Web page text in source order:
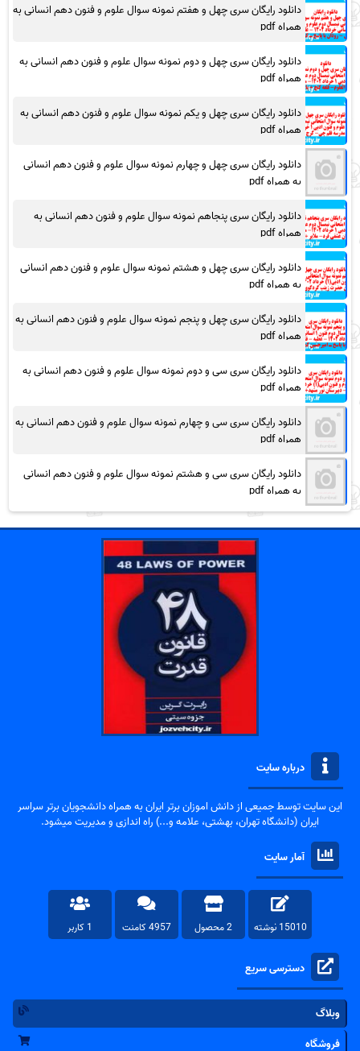
دانلود رایگان سری چهل و هفتم نمونه سوال علوم و فنون دهم انسانی به
همراه pdf
دانلود رایگان سری چهل و دوم نمونه سوال علوم و فنون دهم انسانی به
همراه pdf
دانلود رایگان سری چهل و یکم نمونه سوال علوم و فنون دهم انسانی به
همراه pdf
دانلود رایگان سری چهل و چهارم نمونه سوال علوم و فنون دهم انسانی
به همراه pdf
دانلود رایگان سری پنجاهم نمونه سوال علوم و فنون دهم انسانی به
همراه pdf
دانلود رایگان سری چهل و هشتم نمونه سوال علوم و فنون دهم انسانی
به همراه pdf
دانلود رایگان سری چهل و پنجم نمونه سوال علوم و فنون دهم انسانی به
همراه pdf
دانلود رایگان سری سی و دوم نمونه سوال علوم و فنون دهم انسانی به
همراه pdf
دانلود رایگان سری سی و چهارم نمونه سوال علوم و فنون دهم انسانی به
همراه pdf
دانلود رایگان سری سی و هشتم نمونه سوال علوم و فنون دهم انسانی
به همراه pdf
درباره سایت
این سایت توسط جمیعی از دانش اموزان برتر ایران به همراه دانشجویان برتر سراسر
ایران (دانشگاه تهران، بهشتی، علامه و...) راه اندازی و مدیریت میشود.
آمار سایت
15010 نوشته 2 محصول 4957 کامنت 1 کاربر
دسترسی سریع
وبلاگ
فروشگاه